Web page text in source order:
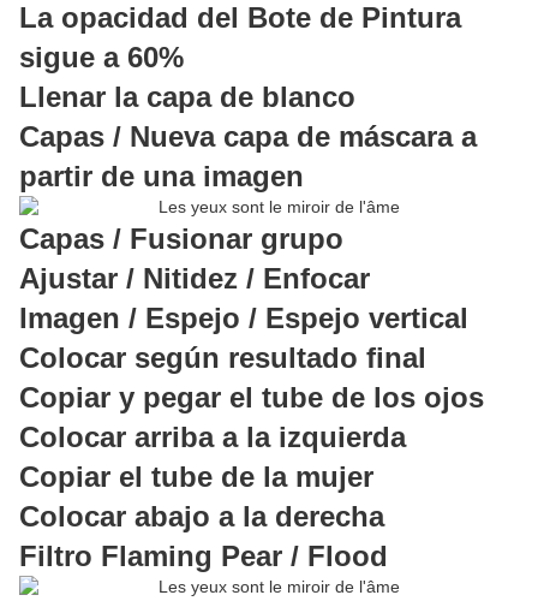
La opacidad del Bote de Pintura
sigue a 60%
Llenar la capa de blanco
Capas / Nueva capa de máscara a
partir de una imagen
Capas / Fusionar grupo
Ajustar / Nitidez / Enfocar
Imagen / Espejo / Espejo vertical
Colocar según resultado final
Copiar y pegar el tube de los ojos
Colocar arriba a la izquierda
Copiar el tube de la mujer
Colocar abajo a la derecha
Filtro Flaming Pear / Flood